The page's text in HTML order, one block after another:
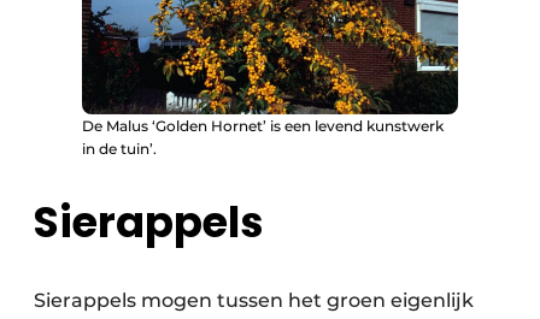
De Malus ‘Golden Hornet’ is een levend kunstwerk
in de tuin’.
Sierappels
Sierappels mogen tussen het groen eigenlijk